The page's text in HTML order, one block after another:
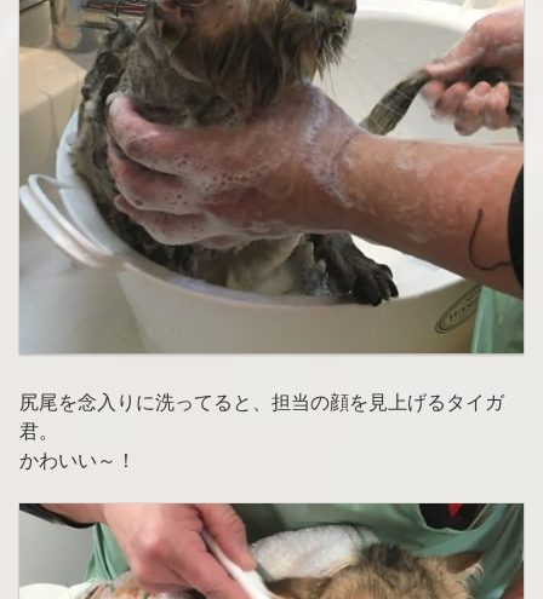
尻尾を念入りに洗ってると、担当の顔を見上げるタイガ
君。
かわいい～！